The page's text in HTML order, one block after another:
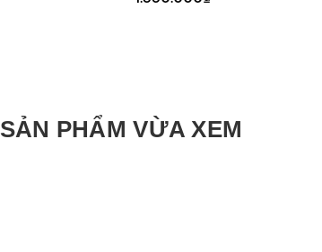
SẢN PHẨM VỪA XEM